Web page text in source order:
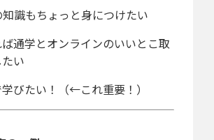
識もちょっと身につけたい
通学とオンラインのいいとこ取
い
びたい！（←これ重要！）